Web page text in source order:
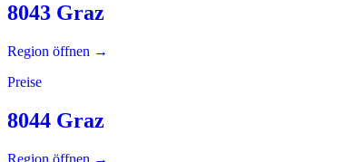
8043 Graz
Region öffnen →
Preise
8044 Graz